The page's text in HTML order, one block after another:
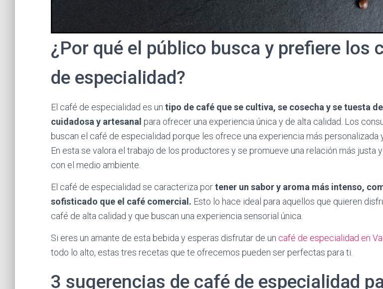
¿Por qué el público busca y prefiere los
de especialidad?
El café de especialidad es un tipo de café que se cultiva, se cosecha y se tuesta
cuidadosa y artesanal para ofrecer una experiencia única y de alta calidad. Los
buscan el café de especialidad porque les ofrece una experiencia más personalizada
En esta se valora el trabajo de los productores y se promueve una relación más justa
con el medio ambiente.
El café de especialidad se caracteriza portener un sabor y aroma más intenso,
sofisticado que el café comercial. Esto lo hace ideal para aquellos que quieren
café de alta calidad y que buscan una experiencia sensorial única.
Si eres un amante de esta bebida y esperas disfrutar de un café de especialidad en
todo lo alto, estas tres recetas que te ofrecemos pueden ser perfectas para ti.
3 sugerencias de café de especialidad